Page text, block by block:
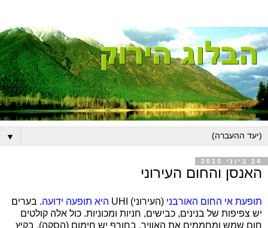
▼
14 ביוני 2010
האנסן והחום העירוני
תופעת אי החום האורבני (העירוני) UHI היא תופעה ידועה. בערים
יש צפיפות של בנינים, כבישים, חניות ומכוניות. כול אלה קולטים
חום שמש ומחממים את האוויר. בחורף יש חימום (הסקה), בקיץ